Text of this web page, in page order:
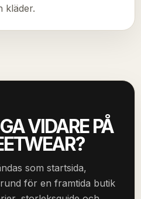
kläder.
VIDARE PÅ
som startsida,
för en framtida butik